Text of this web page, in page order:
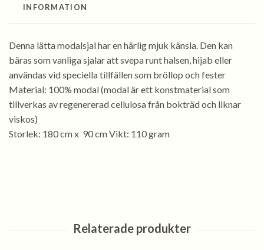
INFORMATION
Denna lätta modalsjal har en härlig mjuk känsla. Den kan
bäras som vanliga sjalar att svepa runt halsen, hijab eller
användas vid speciella tillfällen som bröllop och fester
Material: 100% modal (modal är ett konstmaterial som
tillverkas av regenererad cellulosa från bokträd och liknar
viskos)
Storlek: 180 cm x 90 cm Vikt: 110 gram